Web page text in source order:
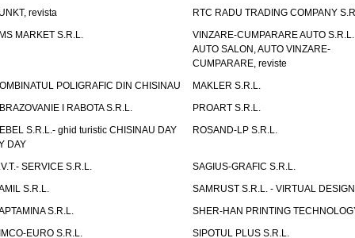
revista
RTC RADU TRADING COMPANY
MARKET S.R.L.
VINZARE-CUMPARARE AUTO
AUTO SALON, AUTO VINZARE-
CUMPARARE, reviste
POLIGRAFIC DIN CHISINAU
MAKLER S.R.L.
I RABOTA S.R.L.
PROART S.R.L.
S.R.L.- ghid turistic CHISINAU DAY
DAY
ROSAND-LP S.R.L.
SERVICE S.R.L.
SAGIUS-GRAFIC S.R.L.
S.R.L.
SAMRUST S.R.L. - VIRTUAL DESIGN
S.R.L.
SHER-HAN PRINTING
EURO S.R.L.
SIPOTUL PLUS S.R.L.